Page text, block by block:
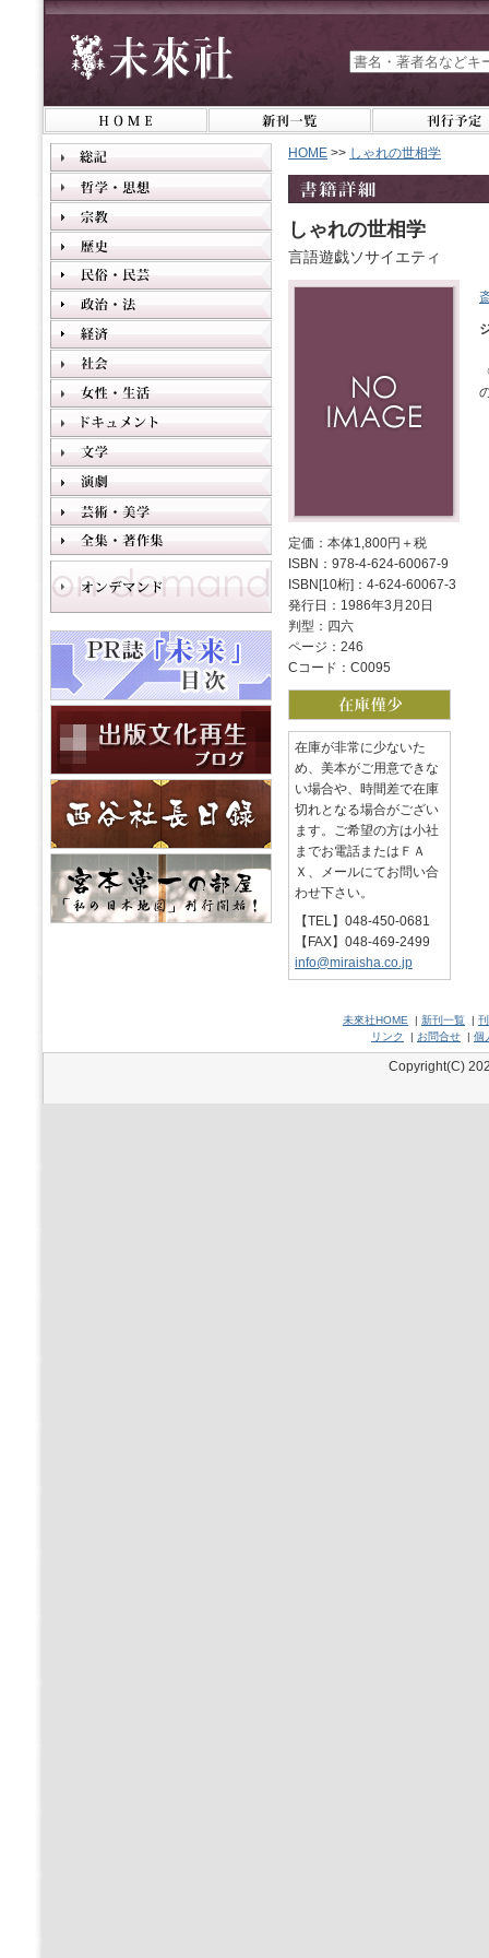
HOME >> しゃれの世相学
しゃれの世相学
言語遊戯ソサイエティ
定価：本体1,800円＋税
ISBN：978-4-624-60067-9
ISBN[10桁]：4-624-60067-3
発行日：1986年3月20日
判型：四六
ページ：246
Cコード：C0095
在庫が非常に少ないた
め、美本がご用意できな
い場合や、時間差で在庫
切れとなる場合がござい
ます。ご希望の方は小社
までお電話またはＦＡ
Ｘ、メールにてお問い合
わせ下さい。
【TEL】048-450-0681
【FAX】048-469-2499
info@miraisha.co.jp
未來社HOME | 新刊一覧 |
リンク
| お問合せ | 個
Copyright(C)